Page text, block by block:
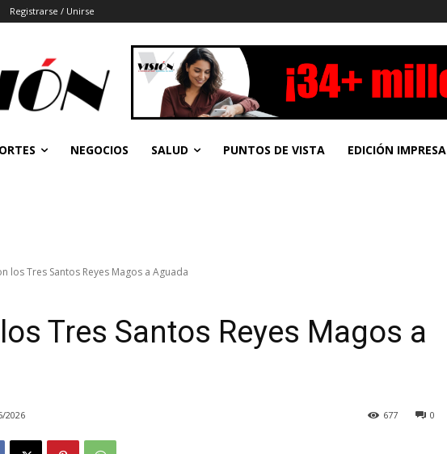
Registrarse / Unirse
NEGOCIOS SALUD PUNTOS DE VISTA EDICIÓN IMPRESA
los Tres Santos Reyes Magos a Aguada
Tres Santos Reyes Magos a
2026 0
677